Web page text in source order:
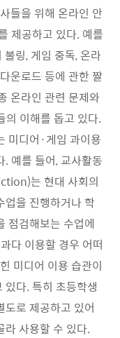
들을 위해 온라인 안
제공하고 있다. 예를
불링, 게임 중독,온라
운로드 등에 관한 짤
온라인 관련 문제와
의 이해를 돕고 있다.
미디어 ·게임 과이용
. 예를 들어,교사활동
는 현대 사회의
업을 진행하거나 학
점검해보는 수업에
다 이용할 경우 어떠
미디어 이용 습관이
있다. 특히 초등학생
로 제공하고 있어
라 사용할 수 있다.